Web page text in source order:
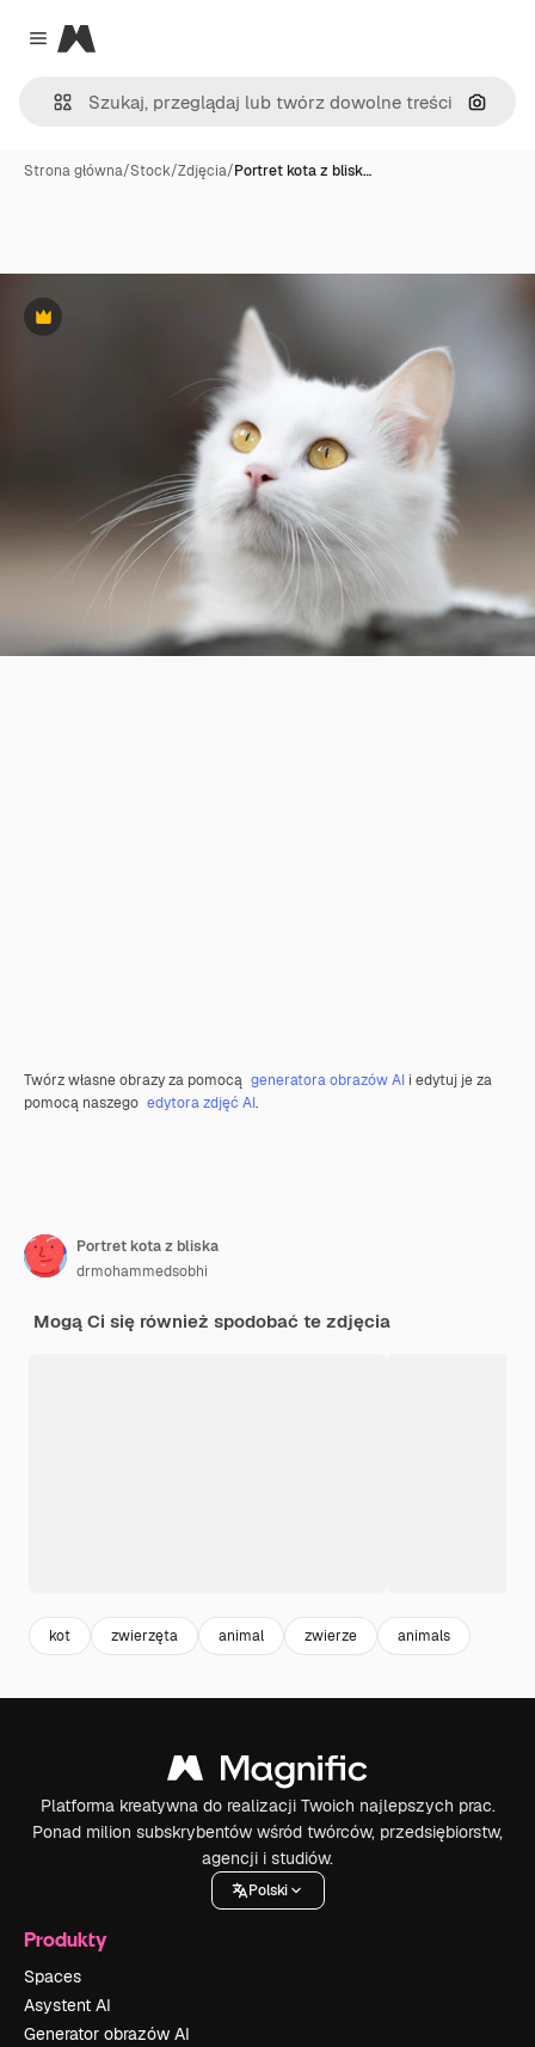
Close menu
Magnific
Szukaj
Strona główna/Stock/Zdjęcia/Portret kota z blisk…
Premium
Twórz własne obrazy za pomocą generatora obrazów AI i edytuj je za
pomocą naszego edytora zdjęć AI.
Portret kota z bliska
drmohammedsobhi
Mogą Ci się również spodobać te zdjęcia
kot zwierzęta animal zwierze animals
Platforma kreatywna do realizacji Twoich najlepszych prac.
Ponad milion subskrybentów wśród twórców, przedsiębiorstw,
agencji i studiów.
Polski
Produkty
Spaces
Asystent AI
Generator obrazów AI